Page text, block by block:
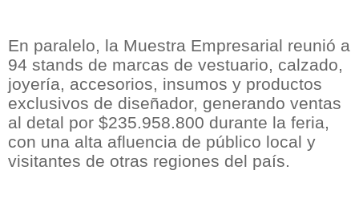
En paralelo, la Muestra Empresarial reunió a
94 stands de marcas de vestuario, calzado,
joyería, accesorios, insumos y productos
exclusivos de diseñador, generando ventas
al detal por $235.958.800 durante la feria,
con una alta afluencia de público local y
visitantes de otras regiones del país.